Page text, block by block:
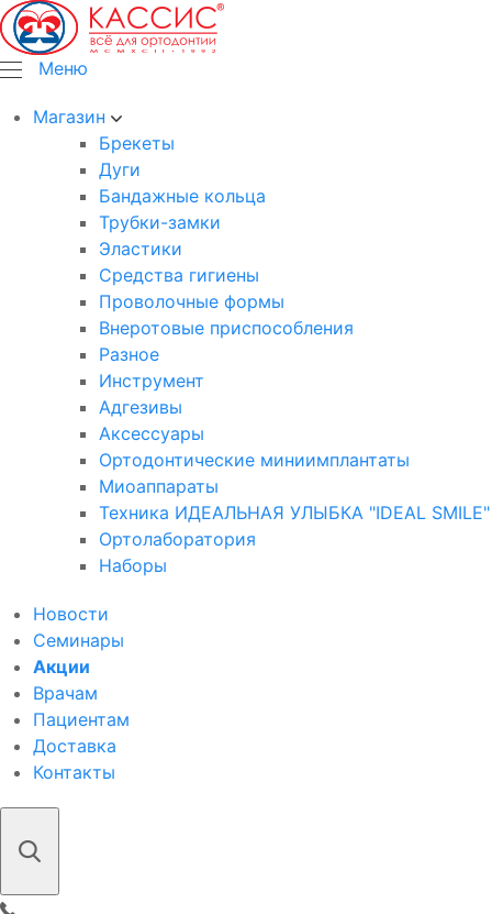
Меню
Магазин
Брекеты
Дуги
Бандажные кольца
Трубки-замки
Эластики
Средства гигиены
Проволочные формы
Внеротовые приспособления
Разное
Инструмент
Адгезивы
Аксессуары
Ортодонтические миниимплантаты
Миоаппараты
Техника ИДЕАЛЬНАЯ УЛЫБКА "IDEAL SMILE"
Ортолаборатория
Наборы
Новости
Семинары
Акции
Врачам
Пациентам
Доставка
Контакты